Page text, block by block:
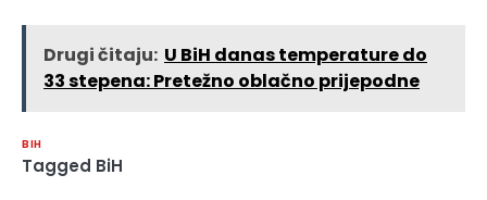
Drugi čitaju: U BiH danas temperature do
33 stepena: Pretežno oblačno prijepodne
BIH
Tagged BiH